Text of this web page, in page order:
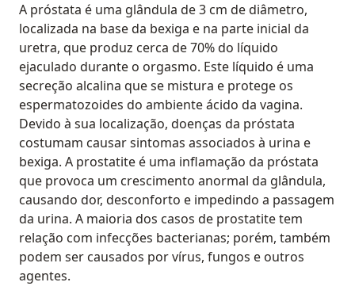
A próstata é uma glândula de 3 cm de diâmetro,
localizada na base da bexiga e na parte inicial da
uretra, que produz cerca de 70% do líquido
ejaculado durante o orgasmo. Este líquido é uma
secreção alcalina que se mistura e protege os
espermatozoides do ambiente ácido da vagina.
Devido à sua localização, doenças da próstata
costumam causar sintomas associados à urina e
bexiga. A prostatite é uma inflamação da próstata
que provoca um crescimento anormal da glândula,
causando dor, desconforto e impedindo a passagem
da urina. A maioria dos casos de prostatite tem
relação com infecções bacterianas; porém, também
podem ser causados por vírus, fungos e outros
agentes.